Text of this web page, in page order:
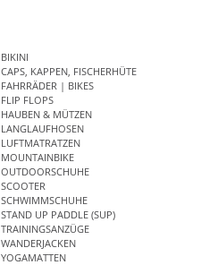
BIKINI
CAPS, KAPPEN, FISCHERHÜTE
FAHRRÄDER | BIKES
FLIP FLOPS
HAUBEN & MÜTZEN
LANGLAUFHOSEN
LUFTMATRATZEN
MOUNTAINBIKE
OUTDOORSCHUHE
SCOOTER
SCHWIMMSCHUHE
STAND UP PADDLE (SUP)
TRAININGSANZÜGE
WANDERJACKEN
YOGAMATTEN